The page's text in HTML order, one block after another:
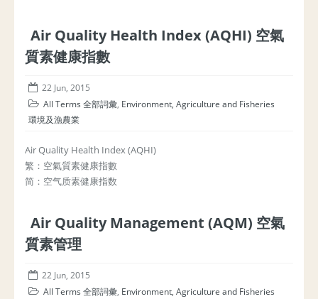
Air Quality Health Index (AQHI) 空氣
質素健康指數
22 Jun, 2015
All Terms 全部詞彙, Environment, Agriculture and Fisheries
環境及漁農業
Air Quality Health Index (AQHI)
繁：空氣質素健康指數
简：空气质素健康指数
Air Quality Management (AQM) 空氣
質素管理
22 Jun, 2015
All Terms 全部詞彙, Environment, Agriculture and Fisheries